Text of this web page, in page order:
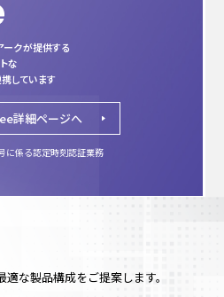
係る認定時刻認証業務
クが提供する
な
しています
詳細ページへ
な製品構成をご提案します。